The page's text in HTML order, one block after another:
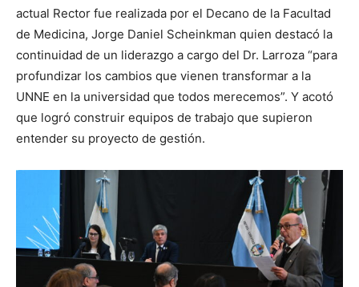
actual Rector fue realizada por el Decano de la Facultad
de Medicina, Jorge Daniel Scheinkman quien destacó la
continuidad de un liderazgo a cargo del Dr. Larroza “para
profundizar los cambios que vienen transformar a la
UNNE en la universidad que todos merecemos”. Y acotó
que logró construir equipos de trabajo que supieron
entender su proyecto de gestión.